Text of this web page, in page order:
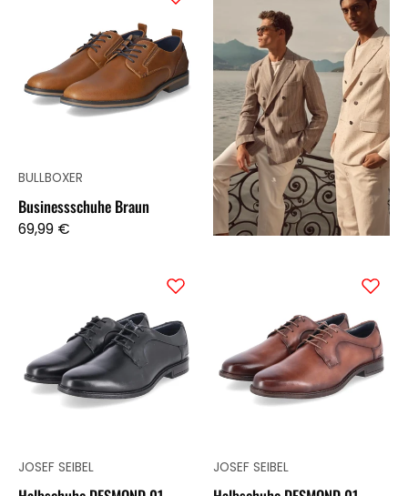
BULLBOXER
Businessschuhe Braun
69,99 €
Halbschuhe
DESMOND
01
Schwarz
JOSEF SEIBEL
Halbschuhe
DESMOND
01
Braun
JOSEF SEIBEL